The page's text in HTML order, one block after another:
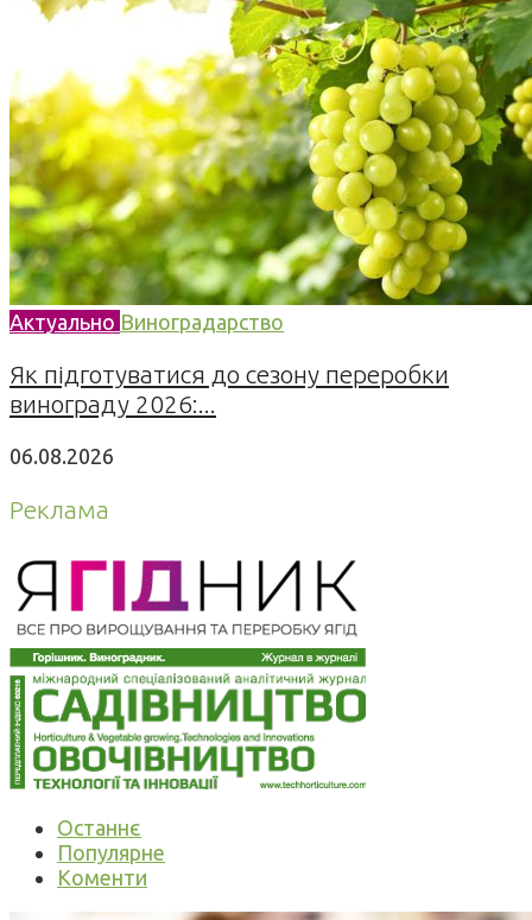
Актуально Виноградарство
Як підготуватися до сезону переробки
винограду 2026:...
06.08.2026
Реклама
Останнє
Популярне
Коменти